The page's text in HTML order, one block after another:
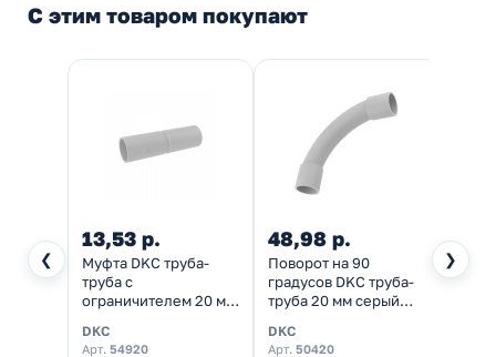
С этим товаром покупают
❮ ❯
13,53 р.
Муфта DKC труба-
труба с
ограничителем 20 мм
DKC
Арт. 54920
48,98 р.
Поворот на 90
градусов DKC труба-
труба 20 мм серый
DKC
Арт. 50420
DKC